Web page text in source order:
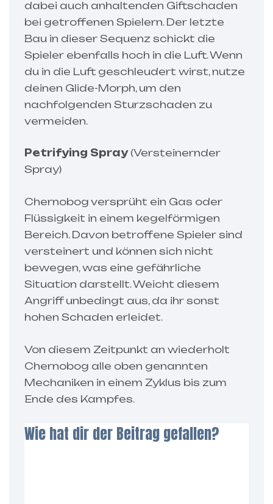
dabei auch anhaltenden Giftschaden
bei getroffenen Spielern. Der letzte
Bau in dieser Sequenz schickt die
Spieler ebenfalls hoch in die Luft. Wenn
du in die Luft geschleudert wirst, nutze
deinen Glide-Morph, um den
nachfolgenden Sturzschaden zu
vermeiden.
Petrifying Spray(Versteinernder
Spray)
Chernobog versprüht ein Gas oder
Flüssigkeit in einem kegelförmigen
Bereich. Davon betroffene Spieler sind
versteinert und können sich nicht
bewegen, was eine gefährliche
Situation darstellt. Weicht diesem
Angriff unbedingt aus, da ihr sonst
hohen Schaden erleidet.
Von diesem Zeitpunkt an wiederholt
Chernobog alle oben genannten
Mechaniken in einem Zyklus bis zum
Ende des Kampfes.
Wie hat dir der Beitrag gefallen?